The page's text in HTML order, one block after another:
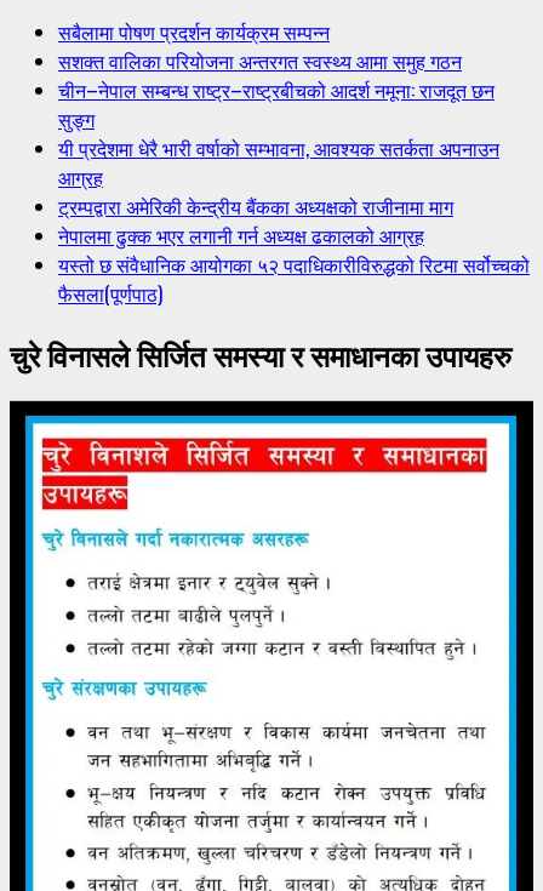
सबैलामा पोषण प्रदर्शन कार्यक्रम सम्पन्न
सशक्त वालिका परियोजना अन्तरगत स्वस्थ्य आमा समुह गठन
चीन–नेपाल सम्बन्ध राष्ट्र–राष्ट्रबीचको आदर्श नमूना: राजदूत छन
सुङ्ग
यी प्रदेशमा धेरै भारी वर्षाको सम्भावना, आवश्यक सतर्कता अपनाउन
आग्रह
ट्रम्पद्वारा अमेरिकी केन्द्रीय बैंकका अध्यक्षको राजीनामा माग
नेपालमा ढुक्क भएर लगानी गर्न अध्यक्ष ढकालको आग्रह
यस्तो छ संवैधानिक आयोगका ५२ पदाधिकारीविरुद्धको रिटमा सर्वोच्चको
फैसला(पूर्णपाठ)
चुरे विनासले सिर्जित समस्या र समाधानका उपायहरु